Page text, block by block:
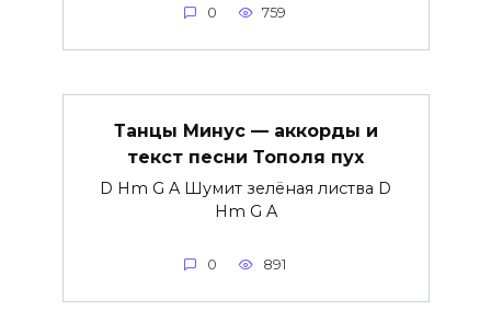
0 759
Танцы Минус — аккорды и
текст песни Тополя пух
D Hm G A Шумит зелёная листва D
Hm G A
0 891